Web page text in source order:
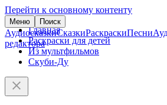
Перейти к основному контенту
Меню Поиск
АудиосказкиСказкиРаскраскиПесни
редактора
Главная
Раскраски для детей
Из мультфильмов
Скуби-Ду